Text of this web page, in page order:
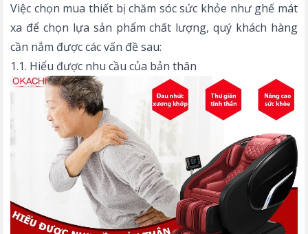
Việc chọn mua thiết bị chăm sóc sức khỏe như ghế mát
xa để chọn lựa sản phẩm chất lượng, quý khách hàng
cần nắm được các vấn đề sau:
1.1. Hiểu được nhu cầu của bản thân